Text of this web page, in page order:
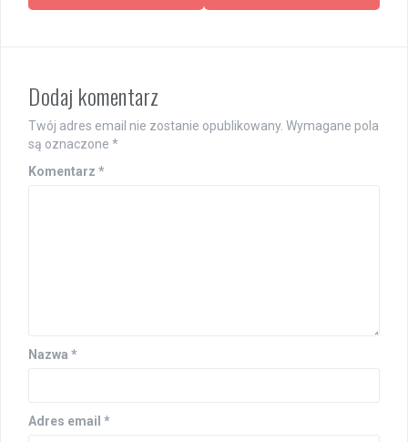
Dodaj komentarz
Twój adres email nie zostanie opublikowany. Wymagane pola
są oznaczone *
Komentarz *
Nazwa *
Adres email *